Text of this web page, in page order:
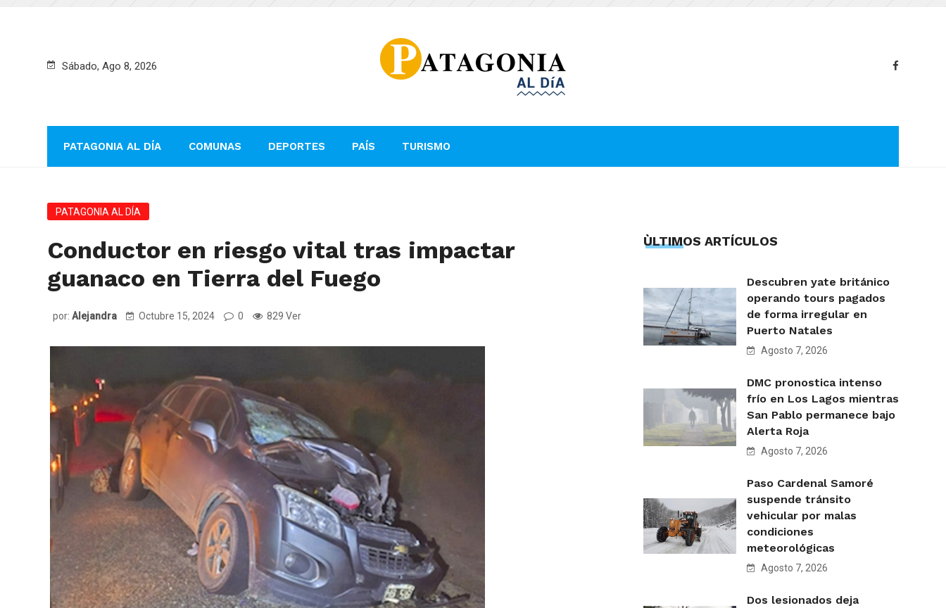
Sábado, Ago 8, 2026
PATAGONIA AL DÍA COMUNAS DEPORTES PAÍS TURISMO
PATAGONIA AL DÍA
Conductor en riesgo vital tras impactar
guanaco en Tierra del Fuego
por: Alejandra Octubre 15, 2024 0 829 Ver
ÙLTIMOS ARTÍCULOS
Descubren yate británico
operando tours pagados
de forma irregular en
Puerto Natales
Agosto 7, 2026
DMC pronostica intenso
frío en Los Lagos mientras
San Pablo permanece bajo
Alerta Roja
Agosto 7, 2026
Paso Cardenal Samoré
suspende tránsito
vehicular por malas
condiciones
meteorológicas
Agosto 7, 2026
Dos lesionados deja